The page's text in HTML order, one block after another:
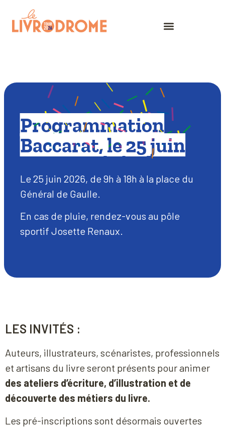
Programmation
Baccarat, le 25 juin
Le 25 juin 2026, de 9h à 18h à la place du
Général de Gaulle.
En cas de pluie, rendez-vous au pôle
sportif Josette Renaux.
LES INVITÉS :
Auteurs, illustrateurs, scénaristes, professionnels
et artisans du livre seront présents pour animer
des ateliers d’écriture, d’illustration et de
découverte des métiers du livre.
Les pré-inscriptions sont désormais ouvertes